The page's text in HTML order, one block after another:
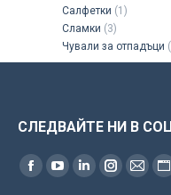
Салфетки (1)
Сламки (3)
Чували за отпадъци
СЛЕДВАЙТЕ НИ В
Find us on:
FacebookYouTubeLinkedinInstagram
Mail